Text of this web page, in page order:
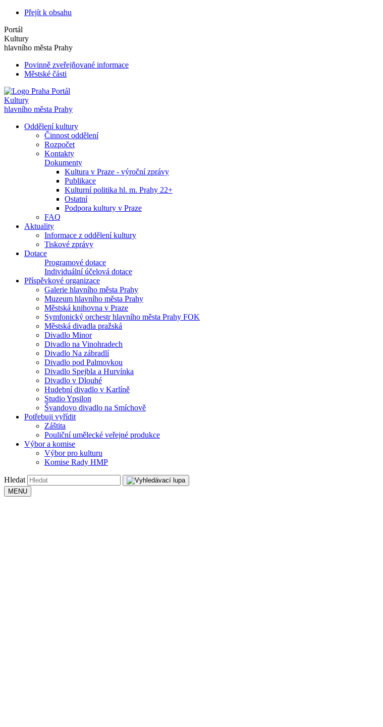
Přejít k obsahu
Portál
Kultury
hlavního města Prahy
Povinně zveřejňované informace
Městské části
Portál
Kultury
hlavního města Prahy
Oddělení kultury
Činnost oddělení
Rozpočet
Kontakty
Dokumenty
Kultura v Praze - výroční zprávy
Publikace
Kulturní politika hl. m. Prahy 22+
Ostatní
Podpora kultury v Praze
FAQ
Aktuality
Informace z oddělení kultury
Tiskové zprávy
Dotace
Programové dotace
Individuální účelová dotace
Příspěvkové organizace
Galerie hlavního města Prahy
Muzeum hlavního města Prahy
Městská knihovna v Praze
Symfonický orchestr hlavního města Prahy FOK
Městská divadla pražská
Divadlo Minor
Divadlo na Vinohradech
Divadlo Na zábradlí
Divadlo pod Palmovkou
Divadlo Spejbla a Hurvínka
Divadlo v Dlouhé
Hudební divadlo v Karlíně
Studio Ypsilon
Švandovo divadlo na Smíchově
Potřebuji vyřídit
Záštita
Pouliční umělecké veřejné produkce
Výbor a komise
Výbor pro kulturu
Komise Rady HMP
Hledat
MENU